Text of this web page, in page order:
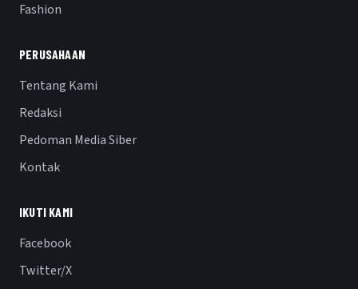
Fashion
PERUSAHAAN
Tentang Kami
Redaksi
Pedoman Media Siber
Kontak
IKUTI KAMI
Facebook
Twitter/X